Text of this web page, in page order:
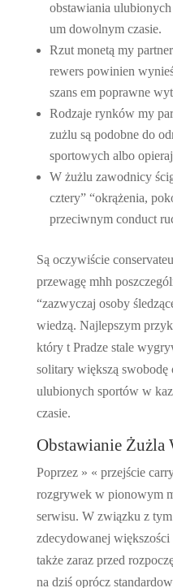
obstawiania
um dowolnym czasie.
Rzut monetą my
rewers powinien
szans em poprawne
Rodzaje rynków my
zużlu są podobne do
sportowych albo
W żużlu zawodnicy
cztery” “okrążenia,
przeciwnym conduct
Są oczywiście
przewagę mhh
“zazwyczaj osoby
wiedzą. Najlepszym
który t Pradze stale
solitary większą swobodę
ulubionych sportów w
czasie.
Obstawianie Żużla
Poprzez » « przejście
rozgrywek w pionowym
serwisu. W związku z
zdecydowanej
także zaraz przed
na dziś oprócz